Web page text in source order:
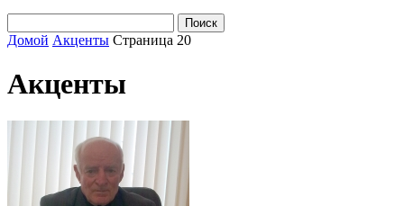
Домой Акценты Страница 20
Акценты